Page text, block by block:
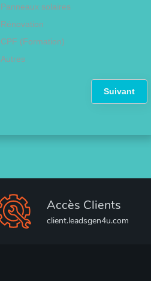
Panneaux solaires
Rénovation
CPF (Formation)
Autres
Suivant
Accès Clients
client.leadsgen4u.com